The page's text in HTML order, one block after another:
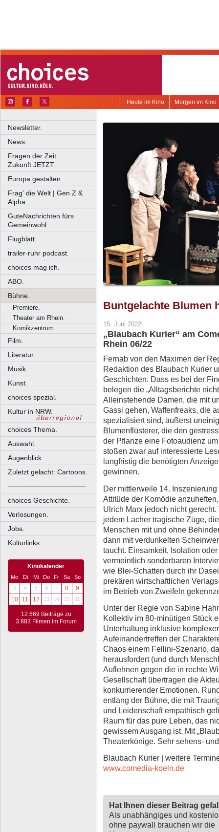
Morgen im Kino
Heute im Kino
Newsletter.
News.
Fragen der Zeit
Zukunft JETZT
Europa gestalten
Frag' die Welt | Gen Z &
Alpha
GuteNachrichten fürs
Gemeinwohl
Flugblatt.
trailer-ruhr podcast.
choices mag ich.
ABO.
Bühne.
Premiere.
Theater am Rhein.
Komikzentrum.
Film.
Literatur.
Musik.
Kunst.
choices spezial.
Kultur in NRW.
choices Thema.
Auswahl.
Augenblick
Zuletzt gelacht: Cartoons.
––––––––––––––––––––
choices Geschichte.
Verlosungen.
Jobs.
Kulturlinks
Kinokalender
Mo Di Mi Do Fr Sa
So
3
4 5 6 7 8
9
10
11 12 13 14 15 16
12.669 Beiträge zu
3.883 Filmen im Forum
Buntgelachte Blumen
15. Juni 2022
„Blaubach Kurier“ am
Rhein 06/22
Fernab von den Maximen der
Redaktion des Blaubach Kurier
Geschichten. Dass es bei der
belegen die „Alltagsberichte
Alleinstehende Damen, die mit
Gassi gehen, Waffenfreaks, die
spezialisiert sind, äußerst
Blumenflüsterer, die den
der Pflanze eine Fotoaudienz
stoßen zwar auf interessierte
langfristig die benötigten
gewinnen.
Der mittlerweile 14.
Attitüde der Komödie
Ulrich Marx jedoch nicht
jedem Lacher tragische Züge,
Menschen mit und ohne
dann mit verdunkelten
taucht. Einsamkeit, Isolation
vermeintlich sonderbaren
wie Blei-Schatten durch ihr
prekären wirtschaftlichen
im Betrieb von Zweifeln
Unter der Regie von Sabine
Kollektiv im 80-minütigen Stück
Unterhaltung inklusive
Aufeinandertreffen der
Chaos einem Fellini-Szenario,
herausfordert (und durch
Auflehnen gegen die in rechte
Gesellschaft übertragen die
konkurrierender Emotionen.
entlang der Bühne, die mit
und Leidenschaft empathisch
Raum für das pure Leben, das
gewissem Ausgang ist. Mit
Theaterkönige. Sehr sehens-
Blaubach Kurier | weitere
www.comedia-koeln.de
Hat Ihnen dieser Beitrag
Als unabhängiges und
ohne paywall brauchen wir die